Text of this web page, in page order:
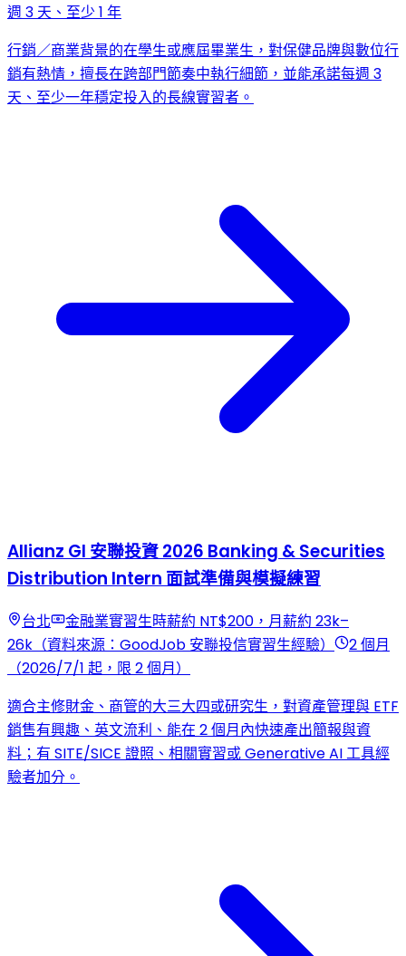
週 3 天、至少 1 年
行銷／商業背景的在學生或應屆畢業生，對保健品牌與數位行
銷有熱情，擅長在跨部門節奏中執行細節，並能承諾每週 3
天、至少一年穩定投入的長線實習者。
Allianz GI 安聯投資 2026 Banking & Securities
Distribution Intern 面試準備與模擬練習
台北
金融業實習生時薪約 NT$200，月薪約 23k–
26k（資料來源：GoodJob 安聯投信實習生經驗）
2 個月
（2026/7/1 起，限 2 個月）
適合主修財金、商管的大三大四或研究生，對資產管理與 ETF
銷售有興趣、英文流利、能在 2 個月內快速產出簡報與資
料；有 SITE/SICE 證照、相關實習或 Generative AI 工具經
驗者加分。